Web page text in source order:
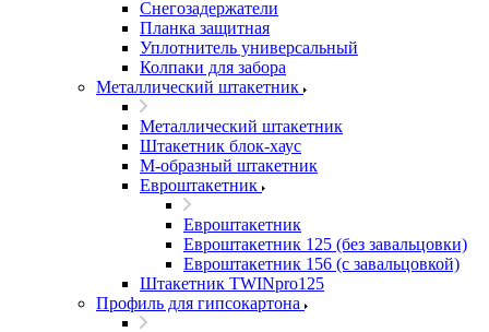
Снегозадержатели
Планка защитная
Уплотнитель универсальный
Колпаки для забора
Металлический штакетник
Металлический штакетник
Штакетник блок-хаус
М-образный штакетник
Евроштакетник
Евроштакетник
Евроштакетник 125 (без завальцовки)
Евроштакетник 156 (с завальцовкой)
Штакетник TWINpro125
Профиль для гипсокартона